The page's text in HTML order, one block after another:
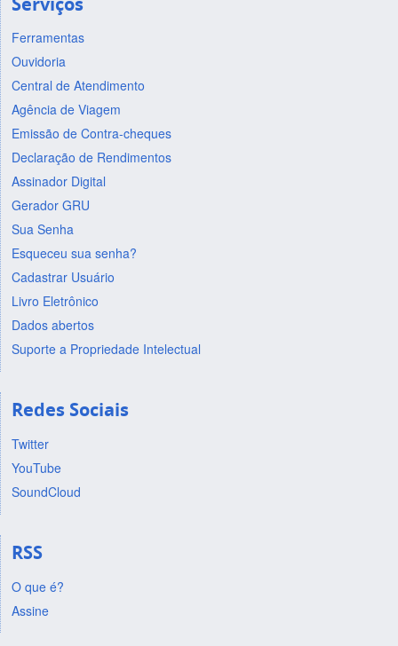
Ferramentas
Ouvidoria
Central de Atendimento
Agência de Viagem
Emissão de Contra-cheques
Declaração de Rendimentos
Assinador Digital
Gerador GRU
Sua Senha
Esqueceu sua senha?
Cadastrar Usuário
Livro Eletrônico
Dados abertos
Suporte a Propriedade Intelectual
Redes Sociais
Twitter
YouTube
SoundCloud
RSS
O que é?
Assine